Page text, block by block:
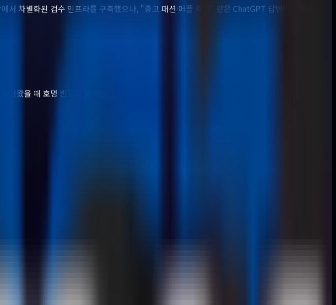
서 차별화된 검수 인프라를 구축했으나, "중고 패션 어플 추천" 같은 ChatGPT 답변에서 다른
왔을 때 호명 빈도가 한 자릿수.